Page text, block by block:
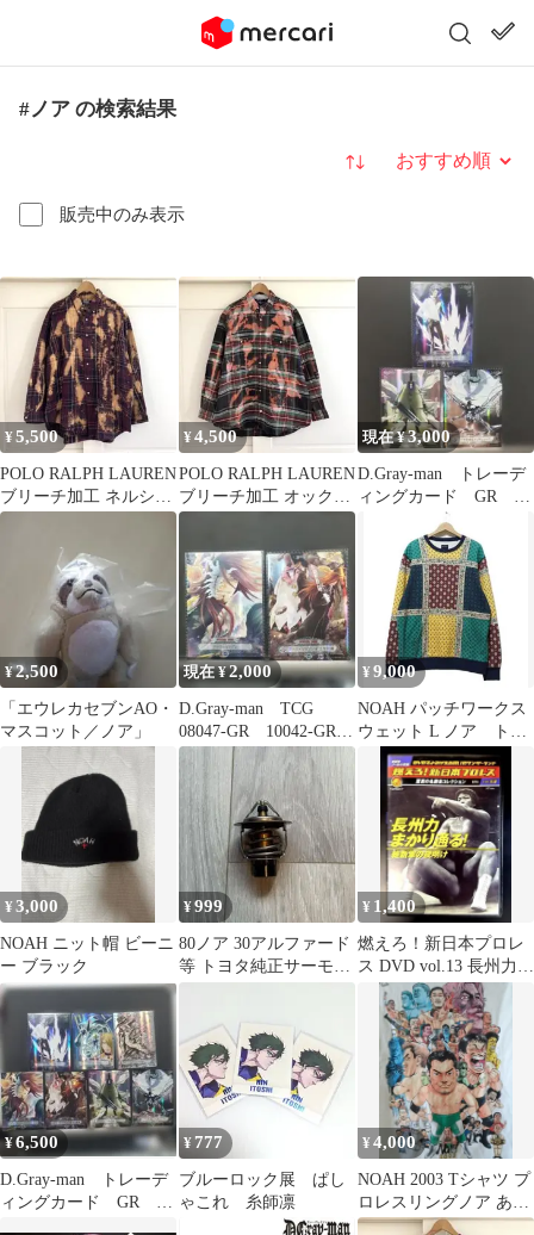
#ノア の検索結果
販売中のみ表示
並び替え
¥5,500
POLO RALPH LAUREN
ブリーチ加工 ネルシャ
ツ ネイビー XL古着
¥4,500
POLO RALPH LAUREN
ブリーチ加工 オックス
フォード L 古着
現在 ¥3,000
D.Gray-man トレーデ
ィングカード GR ３
枚セット ノア 美品
¥2,500
「エウレカセブンAO・
マスコット／ノア」
現在 ¥2,000
D.Gray-man TCG
08047-GR 10042-GR
美品 トレカ
¥ 9,000
NOAH パッチワークス
ウェット L ノア トレ
ーナー
¥3,000
NOAH ニット帽 ビーニ
ー ブラック
¥999
80ノア 30アルファード
等 トヨタ純正サーモス
タット
¥ 1,400
燃えろ！新日本プロレ
ス DVD vol.13 長州力ま
かり通る！
¥6,500
D.Gray-man トレーデ
ィングカード GR 7
¥777
ブルーロック展 ぱし
ゃこれ 糸師凛
¥4,000
NOAH 2003 Tシャツ プ
ロレスリングノア あだ
ちつよし さん